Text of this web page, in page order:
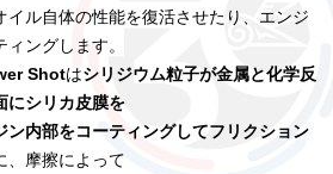
イル自体の性能を復活させたり、エンジ
ングします。
Shotはシリジウム粒子が金属と化学反
にシリカ皮膜を
ン内部をコーティングしてフリクション
、摩擦によって